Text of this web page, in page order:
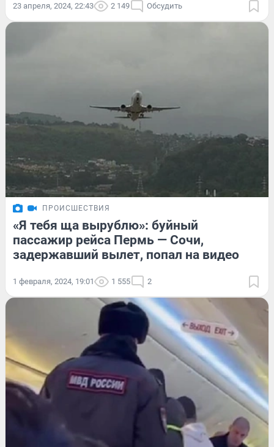
23 апреля, 2024, 22:43 2 149 Обсудить
ПРОИСШЕСТВИЯ
«Я тебя ща вырублю»: буйный
пассажир рейса Пермь — Сочи,
задержавший вылет, попал на видео
1 февраля, 2024, 19:01 1 555 2